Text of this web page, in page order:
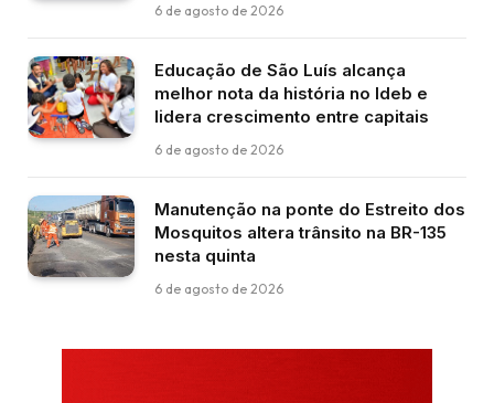
6 de agosto de 2026
Educação de São Luís alcança
melhor nota da história no Ideb e
lidera crescimento entre capitais
6 de agosto de 2026
Manutenção na ponte do Estreito dos
Mosquitos altera trânsito na BR-135
nesta quinta
6 de agosto de 2026